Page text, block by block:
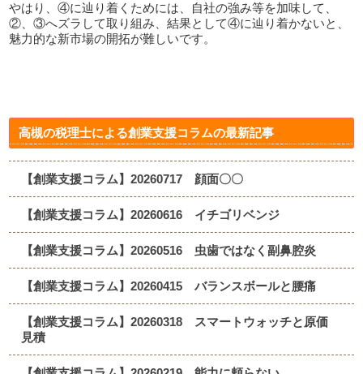
やはり、④に辿り着くためには、自社の強み等を加味して、
②、③へズラして取り組み、結果として④に辿り着かないと、
魅力的な新市場の開拓が難しいです。
高槻の税理士による創業支援コラムの最新記事
【創業支援コラム】20260717 顔面〇〇
【創業支援コラム】20260616 イチゴリベンジ
【創業支援コラム】20260516 虫歯ではなく副鼻腔炎
【創業支援コラム】20260415 バランスボールと腰痛
【創業支援コラム】20260318 スマートウォッチと原価
見積